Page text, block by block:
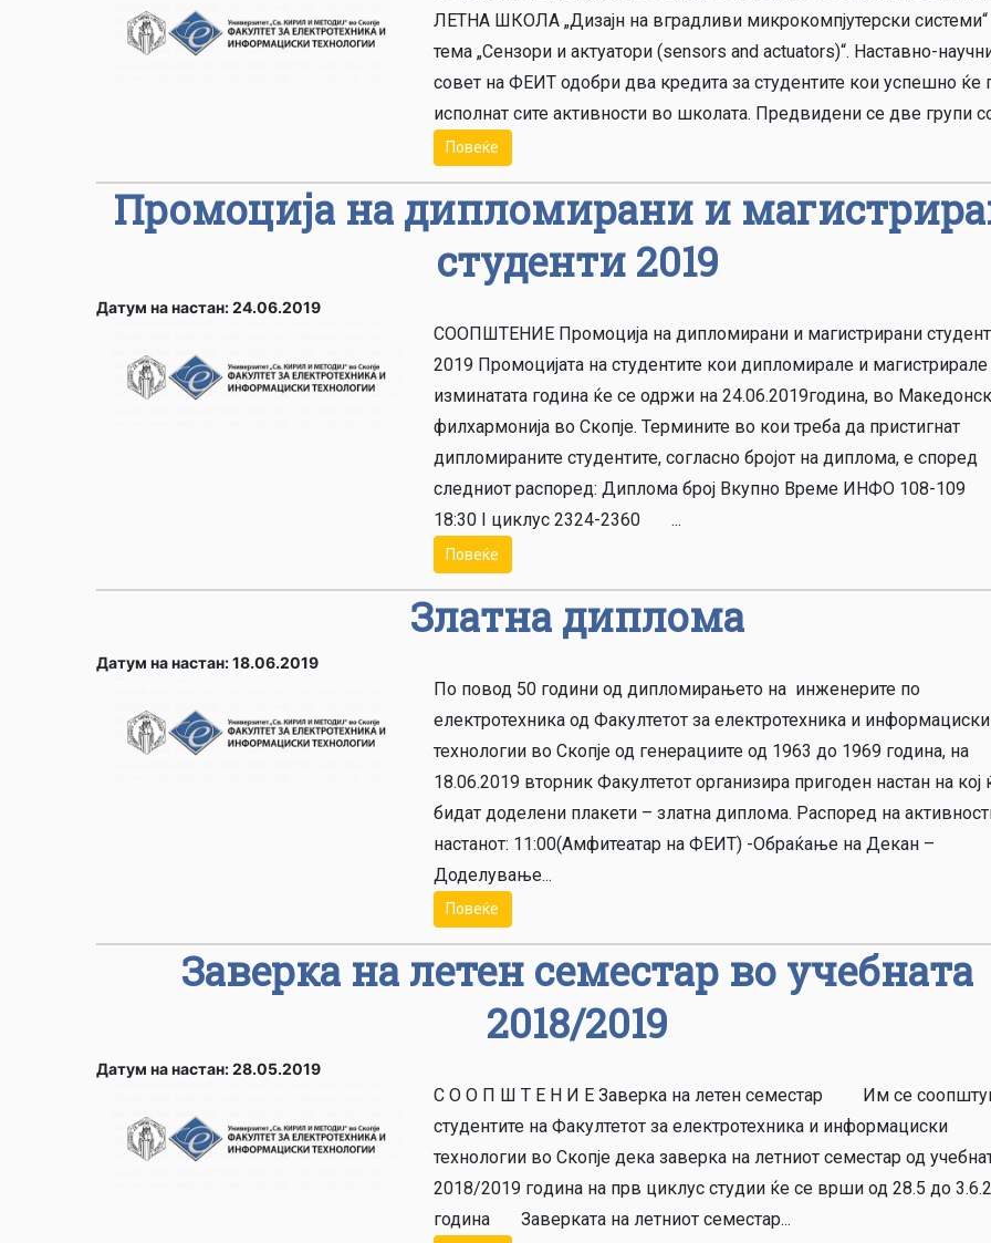
ЛЕТНА ШКОЛА „Дизајн на вградливи микрокомпјутерски системи“
тема „Сензори и актуатори (sensors and actuators)“. Наставно-
совет на ФЕИТ одобри два кредита за студентите кои успешно ќе
исполнат сите активности во школата. Предвидени се две групи
Повеќе
Промоција на дипломирани и
студенти 2019
Датум на настан: 24.06.2019
СООПШТЕНИЕ Промоција на дипломирани и магистрирани
2019 Промоцијата на студентите кои дипломирале и
изминатата година ќе се одржи на 24.06.2019година, во
филхармонија во Скопје. Термините во кои треба да пристигнат
дипломираните студентите, согласно бројот на диплома, е според
следниот распоред: Диплома број Вкупно Време ИНФО 108-
18:30 I циклус 2324-2360 ...
Повеќе
Златна диплома
Датум на настан: 18.06.2019
По повод 50 години од дипломирањето на инженерите по
електротехника од Факултетот за електротехника и информациски
технологии во Скопје од генерациите од 1963 до 1969 година, на
18.06.2019 вторник Факултетот организира пригоден настан на кој
бидат доделени плакети – златна диплома. Распоред на
настанот: 11:00(Амфитеатар на ФЕИТ) -Обраќање на Декан –
Доделување...
Повеќе
Заверка на летен семестар во учебната
2018/2019
Датум на настан: 28.05.2019
С О О П Ш Т Е Н И Е Заверка на летен семестар Им се
студентите на Факултетот за електротехника и информациски
технологии во Ско­п­је дека заверка на летниот семестар од
2018/2019 го­дина на прв циклус студии ќе се врши од 28.5 до
година Заверката на летниот семестар...